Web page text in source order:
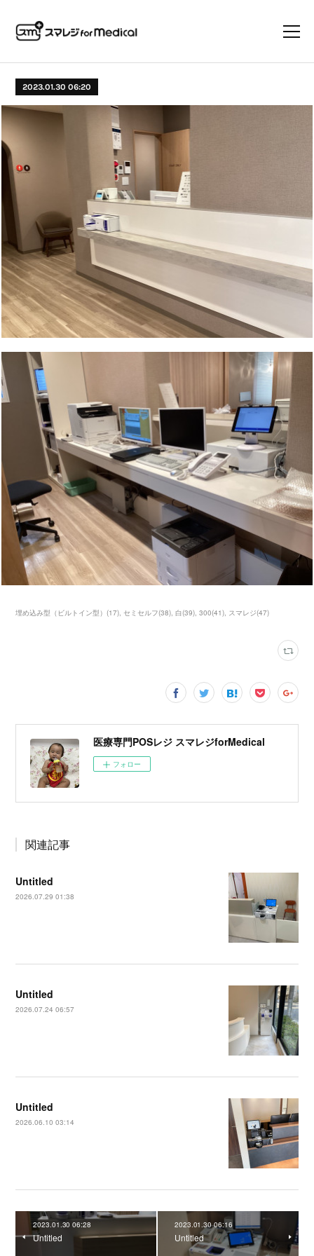
2023.01.30 06:20
埋め込み型（ビルトイン型）(17) セミセルフ(38) 白(39) 300(41) スマレジ(47)
医療専門POSレジ スマレジforMedical
フォロー
関連記事
Untitled
2026.07.29 01:38
Untitled
2026.07.24 06:57
Untitled
2026.06.10 03:14
2023.01.30 06:28
Untitled
2023.01.30 06:16
Untitled